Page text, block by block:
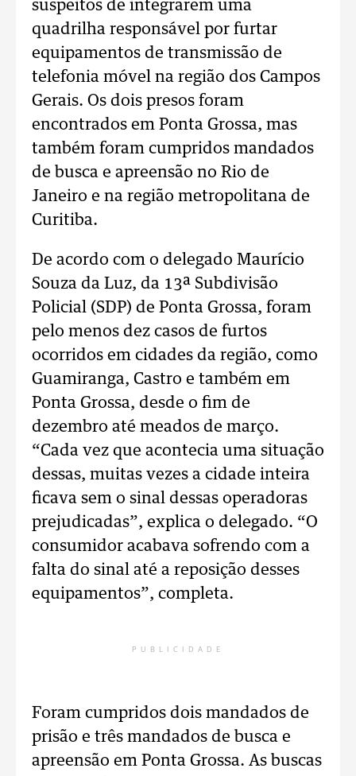
suspeitos de integrarem uma
quadrilha responsável por furtar
equipamentos de transmissão de
telefonia móvel na região dos Campos
Gerais. Os dois presos foram
encontrados em Ponta Grossa, mas
também foram cumpridos mandados
de busca e apreensão no Rio de
Janeiro e na região metropolitana de
Curitiba.
De acordo com o delegado Maurício
Souza da Luz, da 13ª Subdivisão
Policial (SDP) de Ponta Grossa, foram
pelo menos dez casos de furtos
ocorridos em cidades da região, como
Guamiranga, Castro e também em
Ponta Grossa, desde o fim de
dezembro até meados de março.
“Cada vez que acontecia uma situação
dessas, muitas vezes a cidade inteira
ficava sem o sinal dessas operadoras
prejudicadas”, explica o delegado. “O
consumidor acabava sofrendo com a
falta do sinal até a reposição desses
equipamentos”, completa.
PUBLICIDADE
Foram cumpridos dois mandados de
prisão e três mandados de busca e
apreensão em Ponta Grossa. As buscas